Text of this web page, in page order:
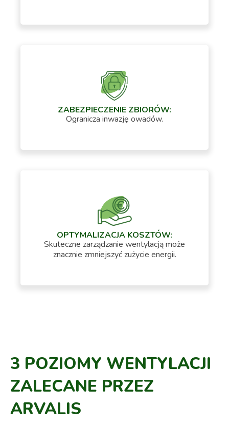
ZABEZPIECZENIE ZBIORÓW:
Ogranicza inwazję owadów.
OPTYMALIZACJA KOSZTÓW:
Skuteczne zarządzanie wentylacją może
znacznie zmniejszyć zużycie energii.
3 POZIOMY WENTYLACJI
ZALECANE PRZEZ
ARVALIS